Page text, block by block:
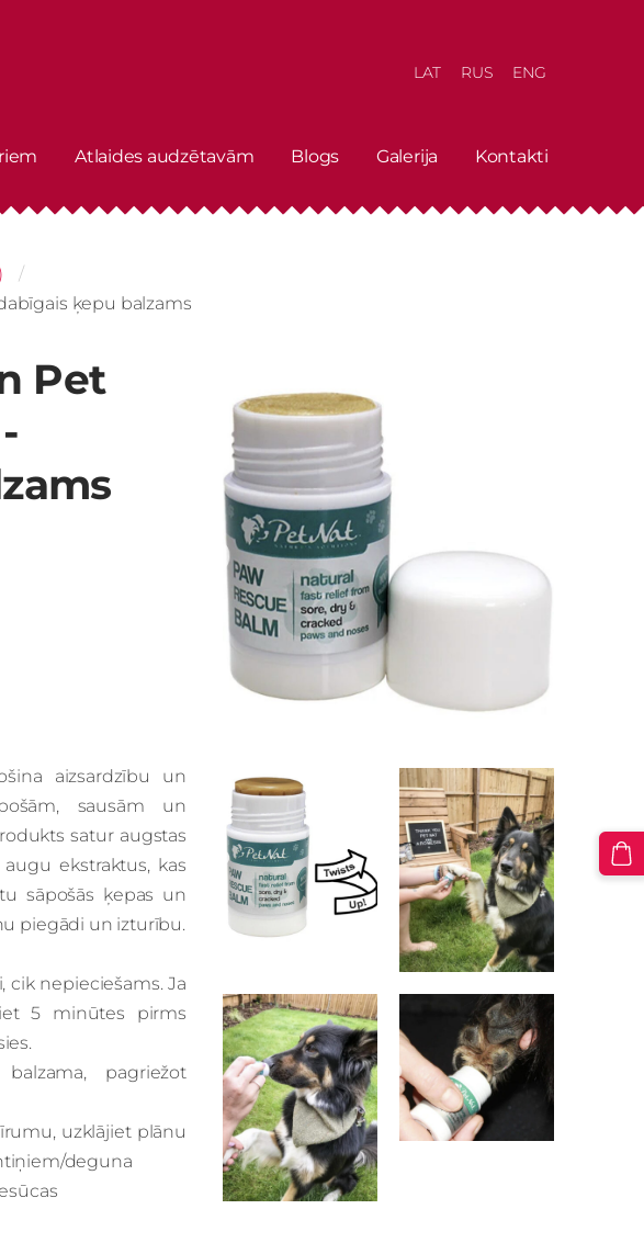
Atlaides audzētavām Blogs Galerija Kontakti
LAT RUS ENG
ķepu balzams
Pet
aizsardzību un
sausām un
satur augstas
ekstraktus, kas
sāpošās ķepas un
piegādi un izturību.
cik nepieciešams. Ja
5 minūtes pirms
pagriežot
uzklājiet plānu
deguna